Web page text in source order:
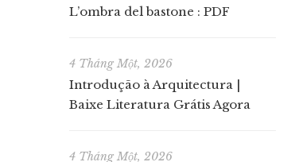
L’ombra del bastone : PDF
4 Tháng Một, 2026
Introdução à Arquitectura |
Baixe Literatura Grátis Agora
4 Tháng Một, 2026